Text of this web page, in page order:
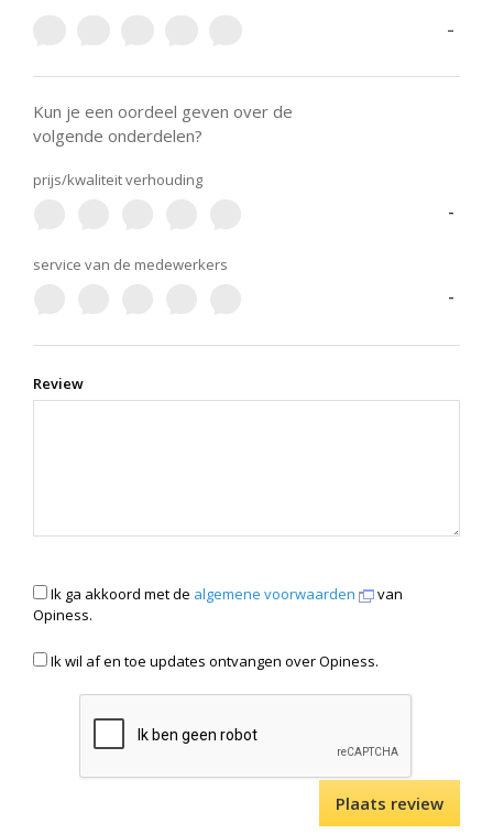
-
Kun je een oordeel geven over de
volgende onderdelen?
prijs/kwaliteit verhouding
-
service van de medewerkers
-
Review
Ik ga akkoord met de algemene voorwaarden
van
Opiness.
Ik wil af en toe updates ontvangen over Opiness.